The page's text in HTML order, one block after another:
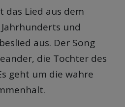
das Lied aus dem
und
aus. Der Song
die Tochter des
geht um die wahre